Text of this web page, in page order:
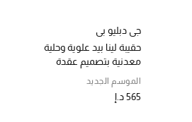
جي دبليو بي
حقيبة لينا بيد علوية وحلية
معدنية بتصميم عقدة
الموسم الجديد
565 د.إ